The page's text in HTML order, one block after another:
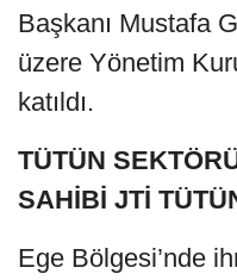
Başkanı Mustafa
üzere Yönetim
katıldı.
TÜTÜN
SAHİBİ JTİ
Ege Bölgesi’nde